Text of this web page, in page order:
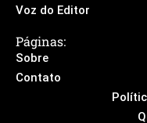
Voz do Editor
Páginas:
Sobre
Contato